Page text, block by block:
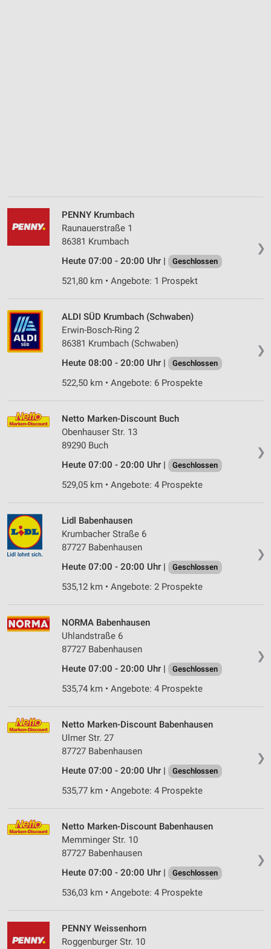
❯
PENNY Krumbach
Raunauerstraße 1
86381 Krumbach
Heute 07:00 - 20:00 Uhr |
Geschlossen
521,80 km • Angebote: 1 Prospekt
❯
ALDI SÜD Krumbach (Schwaben)
Erwin-Bosch-Ring 2
86381 Krumbach (Schwaben)
Heute 08:00 - 20:00 Uhr |
Geschlossen
522,50 km • Angebote: 6 Prospekte
❯
Netto Marken-Discount Buch
Obenhauser Str. 13
89290 Buch
Heute 07:00 - 20:00 Uhr |
Geschlossen
529,05 km • Angebote: 4 Prospekte
❯
Lidl Babenhausen
Krumbacher Straße 6
87727 Babenhausen
Heute 07:00 - 20:00 Uhr |
Geschlossen
535,12 km • Angebote: 2 Prospekte
❯
NORMA Babenhausen
Uhlandstraße 6
87727 Babenhausen
Heute 07:00 - 20:00 Uhr |
Geschlossen
535,74 km • Angebote: 4 Prospekte
❯
Netto Marken-Discount Babenhausen
Ulmer Str. 27
87727 Babenhausen
Heute 07:00 - 20:00 Uhr |
Geschlossen
535,77 km • Angebote: 4 Prospekte
❯
Netto Marken-Discount Babenhausen
Memminger Str. 10
87727 Babenhausen
Heute 07:00 - 20:00 Uhr |
Geschlossen
536,03 km • Angebote: 4 Prospekte
PENNY Weissenhorn
Roggenburger Str. 10